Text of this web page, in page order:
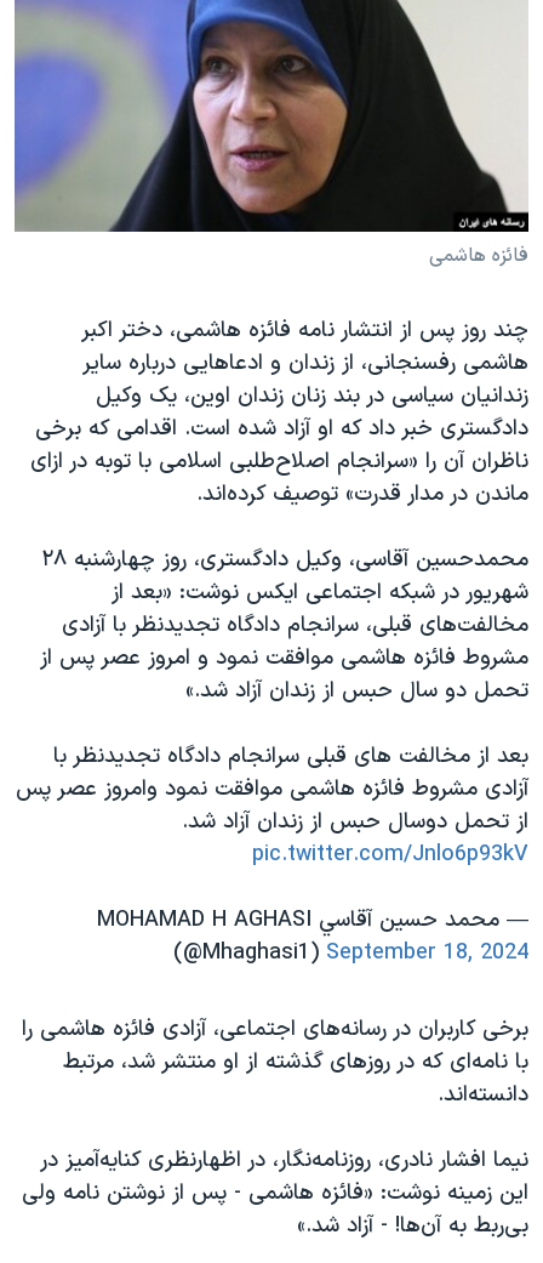
فرهنگ و زندگی
حقوق شهروندی
اقتصادی
علم و فناوری
انتخابات ریاست جمهوری آمریکا ۲۰۲۴
حمله جمهوری اسلامی به اسرائیل
رمز مهسا
تریبونال مردمی آبان ۹۸
دادگاه حمید نوری
چهل سال گروگان‌گیری
قانون شفافیت دارائی کادر رهبری ایران
اعتراضات مردمی آبان ۹۸
اسرائیل در جنگ
نرگس محمدی برنده جایزه نوبل صلح
همایش محافظه‌کاران آمریکا «سی‌پک»
صفحه‌های ویژه
زبانهای مختلف
فائزه هاشمی
چند روز پس از انتشار نامه فائزه هاشمی، دختر اکبر
هاشمی رفسنجانی، از زندان و ادعاهایی درباره سایر
زندانیان سیاسی در بند زنان زندان اوین، یک وکیل
دادگستری خبر داد که او آزاد شده است. اقدامی که برخی
ناظران آن را «سرانجام اصلاح‌طلبی اسلامی با توبه در ازای
ماندن در مدار قدرت» توصیف کرده‌اند.
محمدحسین آقاسی، وکیل دادگستری، روز چهارشنبه ۲۸
شهریور در شبکه اجتماعی ایکس نوشت: «بعد از
مخالفت‌های قبلی، سرانجام دادگاه تجدیدنظر با آزادی
مشروط فائزه هاشمی موافقت نمود و امروز عصر پس از
تحمل دو سال حبس از زندان آزاد شد.»
بعد از مخالفت های قبلی سرانجام دادگاه تجدیدنظر با
آزادی مشروط فائزه هاشمی موافقت نمود وامروز عصر پس
از تحمل دوسال حبس از زندان آزاد شد.
pic.twitter.com/Jnlo6p93kV
— محمد حسين آقاسي MOHAMAD H AGHASI
(@Mhaghasi1) September 18, 2024
برخی کاربران در رسانه‌های اجتماعی، آزادی فائزه هاشمی را
با نامه‌ای که در روزهای گذشته از او منتشر شد، مرتبط
دانسته‌اند.
نیما افشار نادری، روزنامه‌نگار، در اظهارنظری کنایه‌آمیز در
این زمینه نوشت: «فائزه هاشمی - پس از نوشتن نامه ولی
بی‌ربط به آن‌ها! - آزاد شد.»